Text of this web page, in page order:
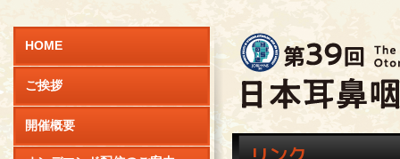
HOME
ご挨拶
開催概要